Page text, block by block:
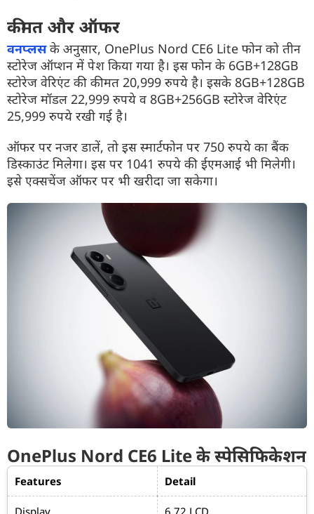
कीमत और ऑफर
वनप्लसके अनुसार, OnePlus Nord CE6 Lite फोन को तीन
स्टोरेज ऑप्शन में पेश किया गया है। इस फोन के 6GB+128GB
स्टोरेज वेरिएंट की कीमत 20,999 रुपये है। इसके 8GB+128GB
स्टोरेज मॉडल 22,999 रुपये व 8GB+256GB स्टोरेज वेरिएंट
25,999 रुपये रखी गई है।
ऑफर पर नजर डालें, तो इस स्मार्टफोन पर 750 रुपये का बैंक
डिस्काउंट मिलेगा। इस पर 1041 रुपये की ईएमआई भी मिलेगी।
इसे एक्सचेंज ऑफर पर भी खरीदा जा सकेगा।
OnePlus Nord CE6 Lite के स्पेसिफिकेशन
Features Detail
Display 6.72 LCD